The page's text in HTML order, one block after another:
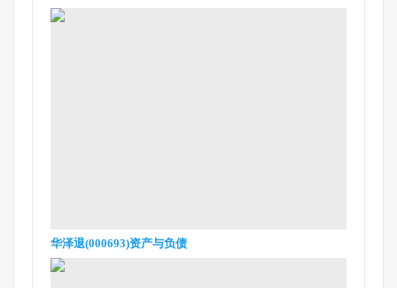
华泽退(000693)资产与负债